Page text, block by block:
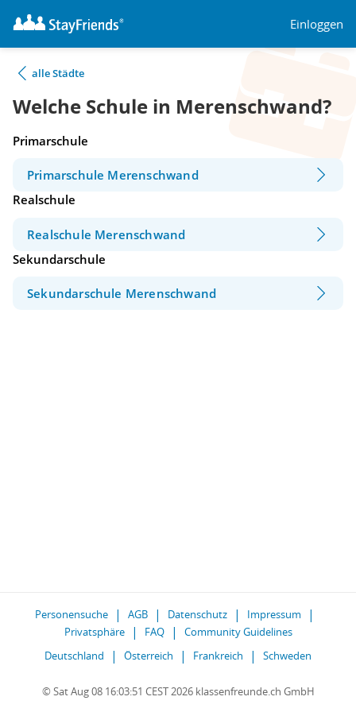
Einloggen
alle Städte
Welche Schule in Merenschwand?
Primarschule
Primarschule Merenschwand
Realschule
Realschule Merenschwand
Sekundarschule
Sekundarschule Merenschwand
Personensuche AGB Datenschutz
Impressum
Privatsphäre
FAQ
Community Guidelines
Deutschland
Österreich Frankreich Schweden
© Sat Aug 08 16:03:51 CEST 2026 klassenfreunde.ch GmbH